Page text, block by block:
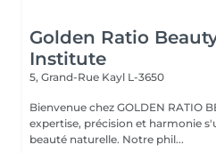
Golden Ratio
Institute
5, Grand-Rue Kayl L-3650
Bienvenue chez GOLDEN RATIO BEAUTY INSTITUTE Un lieu où
expertise, précision et harmonie
beauté naturelle. Notre phil...